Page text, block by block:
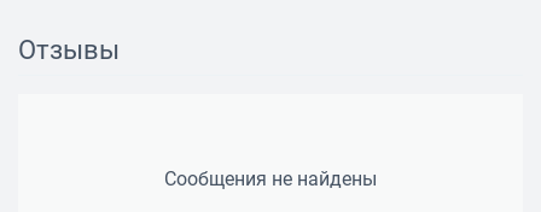
Отзывы
Сообщения не найдены